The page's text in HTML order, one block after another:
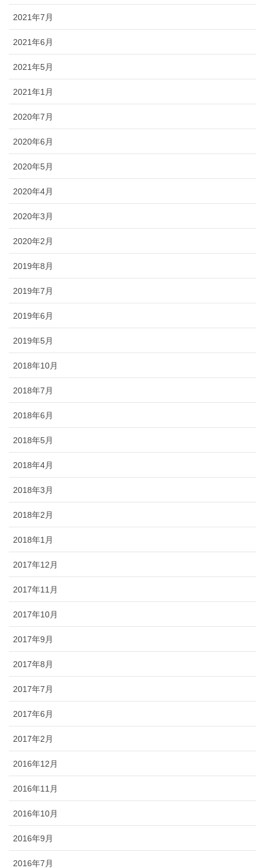
2021年7月
2021年6月
2021年5月
2021年1月
2020年7月
2020年6月
2020年5月
2020年4月
2020年3月
2020年2月
2019年8月
2019年7月
2019年6月
2019年5月
2018年10月
2018年7月
2018年6月
2018年5月
2018年4月
2018年3月
2018年2月
2018年1月
2017年12月
2017年11月
2017年10月
2017年9月
2017年8月
2017年7月
2017年6月
2017年2月
2016年12月
2016年11月
2016年10月
2016年9月
2016年7月